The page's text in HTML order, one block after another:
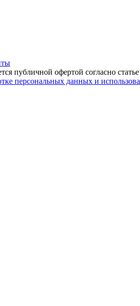
публичной офертой согласно
персональных данных и